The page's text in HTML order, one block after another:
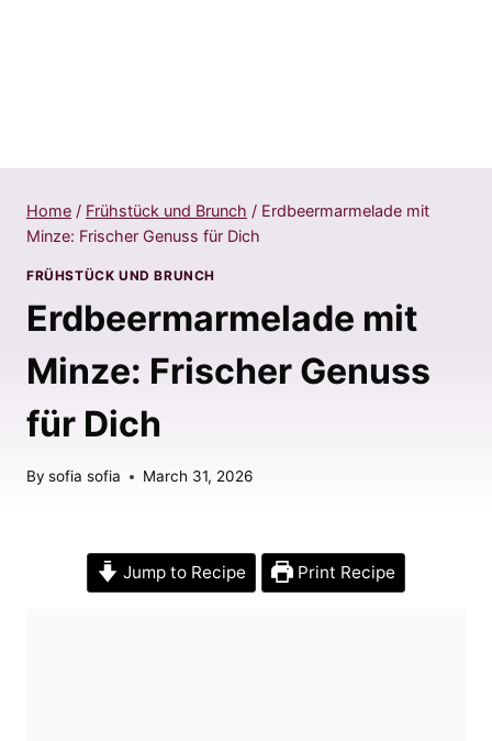
Home / Frühstück und Brunch / Erdbeermarmelade mit
Minze: Frischer Genuss für Dich
FRÜHSTÜCK UND BRUNCH
Erdbeermarmelade mit
Minze: Frischer Genuss
für Dich
By sofia sofia March 31, 2026
Jump to Recipe Print Recipe